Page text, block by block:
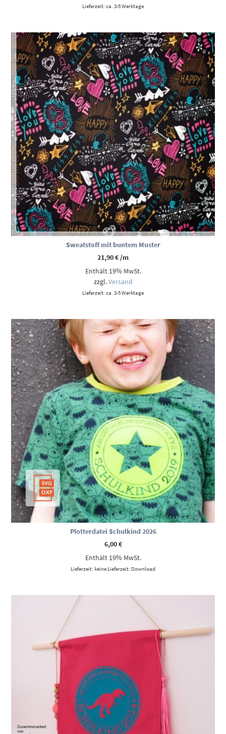
Lieferzeit: ca. 3-5 Werktage
Sweatstoff mit buntem Muster
21,90€/m
Enthält 19% MwSt.
zzgl.Versand
Lieferzeit: ca. 3-5 Werktage
Plotterdatei Schulkind 2026
6,00€
Enthält 19% MwSt.
Lieferzeit: keine Lieferzeit: Download